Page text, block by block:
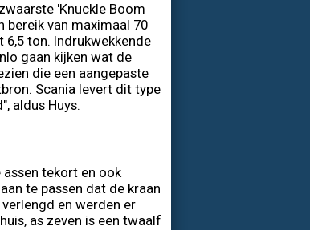
'Knuckle Boom
bereik van maximaal 70
ton. Indrukwekkende
gaan kijken wat de
die een aangepaste
Scania levert dit type
aldus Huys.
tekort en ook
te passen dat de kraan
en werden er
as zeven is een twaalf